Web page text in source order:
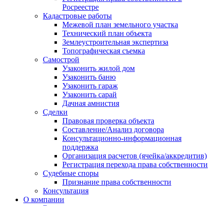
Росреестре
Кадастровые работы
Межевой план земельного участка
Технический план объекта
Землеустроительная экспертиза
Топографическая съемка
Самострой
Узаконить жилой дом
Узаконить баню
Узаконить гараж
Узаконить сарай
Дачная амнистия
Сделки
Правовая проверка объекта
Составление/Анализ договора
Консультационно-информационная
поддержка
Организация расчетов (ячейка/аккредитив)
Регистрация перехода права собственности
Судебные споры
Признание права собственности
Консультация
О компании